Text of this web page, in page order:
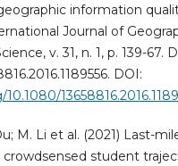
information
Journal of
v. 31, n. 1, p. 139-67.
DOI:
M. Li et al. (2021) Last-
student